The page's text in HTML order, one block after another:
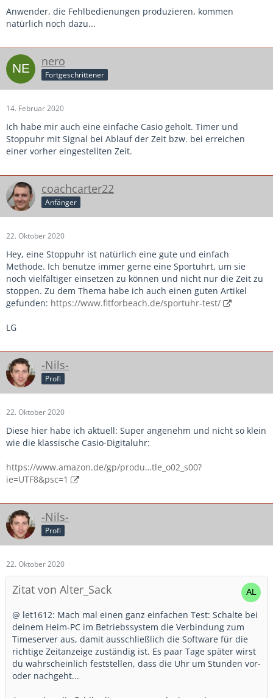
Anwender, die Fehlbedienungen produzieren, kommen
natürlich noch dazu...
nero
Fortgeschrittener
14. Februar 2020
Ich habe mir auch eine einfache Casio geholt. Timer und
Stoppuhr mit Signal bei Ablauf der Zeit bzw. bei erreichen
einer vorher eingestellten Zeit.
coachcarter22
Anfänger
22. Oktober 2020
Hey, eine Stoppuhr ist natürlich eine gute und einfach
Methode. Ich benutze immer gerne eine Sportuhrt, um sie
noch vielfältiger einsetzen zu können und nicht nur die Zeit zu
stoppen. Zu dem Thema habe ich auch einen guten Artikel
gefunden: https://www.fitforbeach.de/sportuhr-test/
LG
-Nils-
Profi
22. Oktober 2020
Diese hier habe ich aktuell: Super angenehm und nicht so klein
wie die klassische Casio-Digitaluhr:
https://www.amazon.de/gp/produ…tle_o02_s00?
ie=UTF8&psc=1
-Nils-
Profi
22. Oktober 2020
Zitat von Alter_Sack
@ let1612: Mach mal einen ganz einfachen Test: Schalte bei
deinem Heim-PC im Betriebssystem die Verbindung zum
Timeserver aus, damit ausschließlich die Software für die
richtige Zeitanzeige zuständig ist. Es paar Tage später wirst
du wahrscheinlich feststellen, dass die Uhr um Stunden vor-
oder nachgeht...